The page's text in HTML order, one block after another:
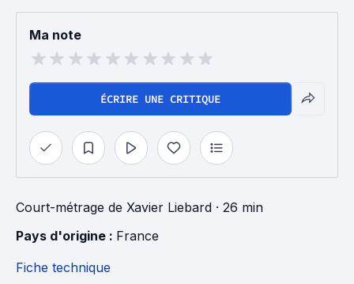
Ma note
ÉCRIRE UNE CRITIQUE
Court-métrage de Xavier Liebard · 26 min
Pays d'origine : France
Fiche technique